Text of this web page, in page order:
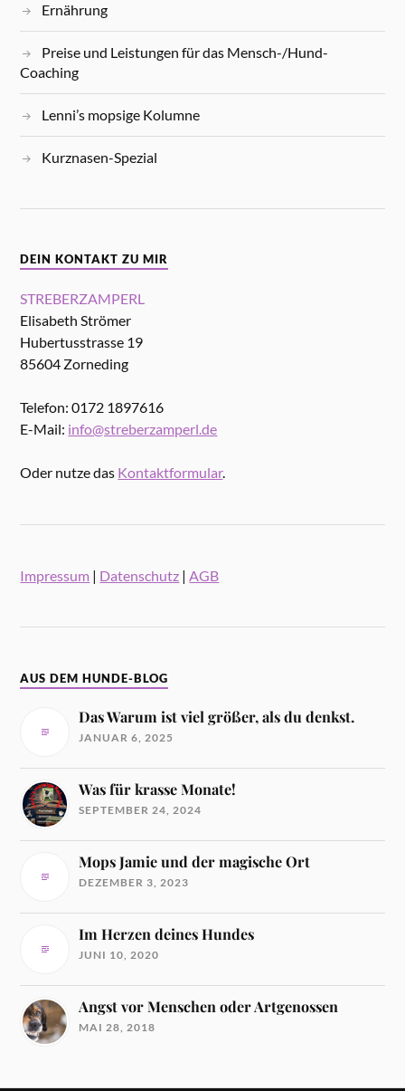
Ernährung
Preise und Leistungen für das Mensch-/Hund-
Coaching
Lenni’s mopsige Kolumne
Kurznasen-Spezial
DEIN KONTAKT ZU MIR
STREBERZAMPERL
Elisabeth Strömer
Hubertusstrasse 19
85604 Zorneding
Telefon: 0172 1897616
E-Mail: info@streberzamperl.de
Oder nutze das Kontaktformular.
Impressum | Datenschutz |AGB
AUS DEM HUNDE-BLOG
Das Warum ist viel größer, als du denkst.
JANUAR 6, 2025
Was für krasse Monate!
SEPTEMBER 24, 2024
Mops Jamie und der magische Ort
DEZEMBER 3, 2023
Im Herzen deines Hundes
JUNI 10, 2020
Angst vor Menschen oder Artgenossen
MAI 28, 2018